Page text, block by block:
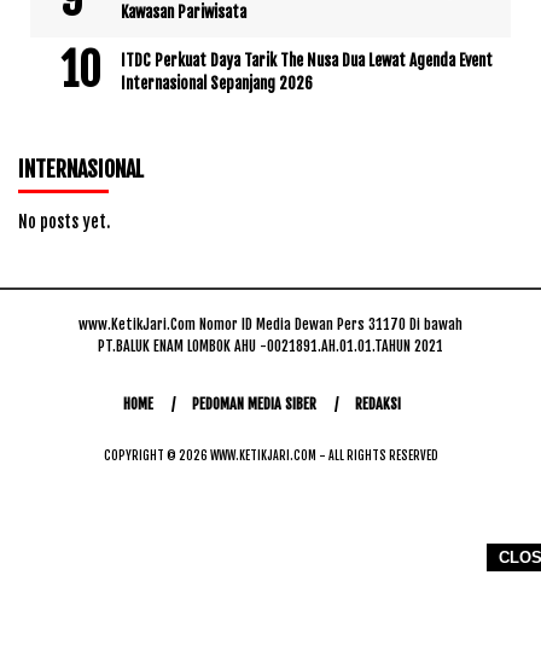
Kawasan Pariwisata
ITDC Perkuat Daya Tarik The Nusa Dua Lewat Agenda Event
Internasional Sepanjang 2026
INTERNASIONAL
No posts yet.
www.KetikJari.Com Nomor ID Media Dewan Pers 31170 Di bawah
PT.BALUK ENAM LOMBOK AHU -0021891.AH.01.01.TAHUN 2021
HOME PEDOMAN MEDIA SIBER REDAKSI
COPYRIGHT © 2026 WWW.KETIKJARI.COM - ALL RIGHTS RESERVED